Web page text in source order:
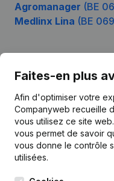
Agromanager (BE
Medlinx Lina (BE
Faites-en plus
Afin d'optimiser votre
Companyweb recueille
vous utilisez ce site web.
vous permet de savoir
vous donne le contrôle
utilisées.
Français
Kantorenpark Everest
248D,